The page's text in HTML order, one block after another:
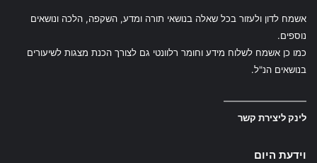
אשמח לדון ולעזור בכל שאלה בנושאי תורה ומדע, השקפה, הלכה ונושאים
נוספים.
כמו כן אשמח לשלוח מידע וחומר רלוונטי גם לצורך הכנת מצגות לשיעורים
בנושאים הנ"ל.
—————————
לינק ליצירת קשר
וידעת היום